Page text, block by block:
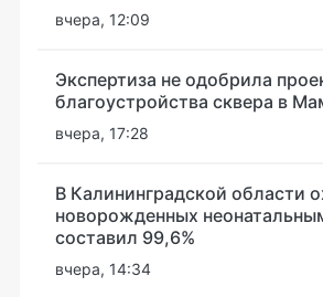
вчера, 12:09
Экспертиза не одобрила
благоустройства сквера в
вчера, 17:28
В Калининградской области
новорожденных
составил 99,6%
вчера, 14:34